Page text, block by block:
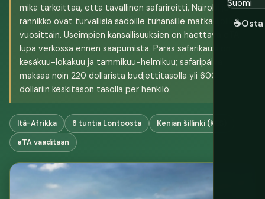
☕Osta
mikä tarkoittaa, että tavallinen safarireitti, Nairobi ja
rannikko ovat turvallisia sadoille tuhansille matkailijoille
vuosittain. Useimpien kansallisuuksien on haettava eTA-
lupa verkossa ennen saapumista. Paras safarikausi on
kesäkuu-lokakuu ja tammikuu-helmikuu; safaripäivä
maksaa noin 220 dollarista budjettitasolla yli 600
dollariin keskitason tasolla per henkilö.
Itä-Afrikka 8 tuntia Lontoosta
Kenian šillinki (KES)
eTA vaaditaan